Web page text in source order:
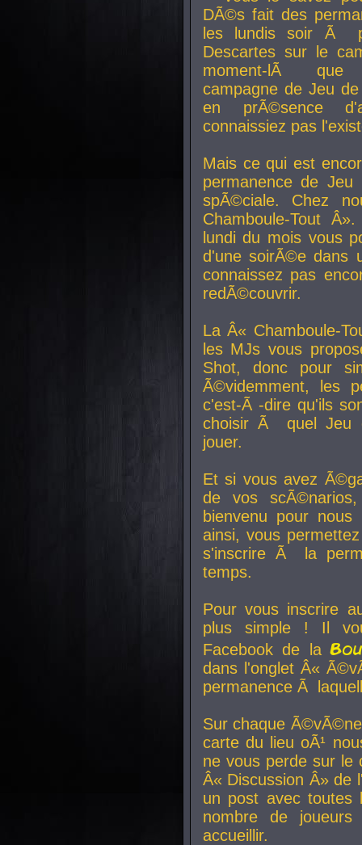
DÃ©s fait des
les lundis soir Ã
Descartes sur le
moment-lÃ que
campagne de Jeu
en prÃ©sence
connaissiez pas
Mais ce qui est
permanence de
spÃ©ciale. Chez
Chamboule-Tout
lundi du mois vous
d'une soirÃ©e dans
connaissez pas
redÃ©couvrir.
La Â« Chamboule-
les MJs vous
Shot, donc pour
Ã©videmment, les
c'est-Ã -dire qu'ils
choisir Ã quel Jeu
jouer.
Et si vous avez
de vos
bienvenu pour
ainsi, vous
s'inscrire Ã la
temps.
Pour vous inscrire
plus simple ! Il
Facebook de la
dans l'onglet Â«
permanence Ã
Sur chaque
carte du lieu oÃ¹
ne vous perde sur le
Â« Discussion Â» de
un post avec toutes
nombre de
accueillir.